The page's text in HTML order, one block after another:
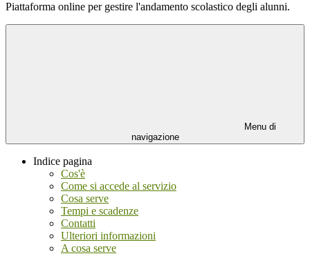
Piattaforma online per gestire l'andamento scolastico degli alunni.
Menu di
navigazione
Indice pagina
Cos'è
Come si accede al servizio
Cosa serve
Tempi e scadenze
Contatti
Ulteriori informazioni
A cosa serve